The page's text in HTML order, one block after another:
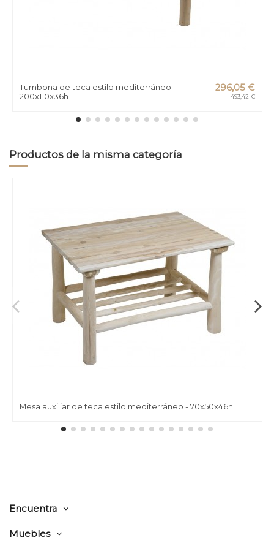
Tumbona de teca estilo mediterráneo -
200x110x36h
296,05 €
493,42 €
Productos de la misma categoría
Mesa auxiliar de teca estilo mediterráneo - 70x50x46h
Encuentra
Muebles